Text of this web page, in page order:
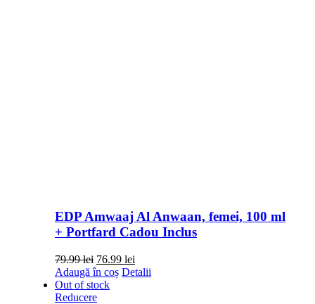
EDP Amwaaj Al Anwaan, femei, 100 ml
+ Portfard Cadou Inclus
79.99lei Prețul
inițial
a
fost:
76.99 leiPrețul
curent
Adaugă în coș Detalii
Out of stock
Reducere